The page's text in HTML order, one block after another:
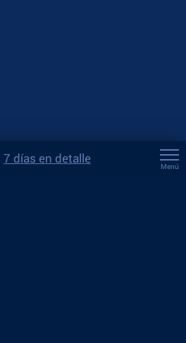
7 días en detalle
Menú